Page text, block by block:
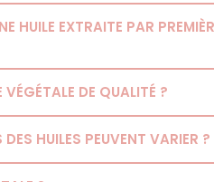
HUILE EXTRAITE PAR
DE QUALITÉ ?
HUILES PEUVENT VARIER ?